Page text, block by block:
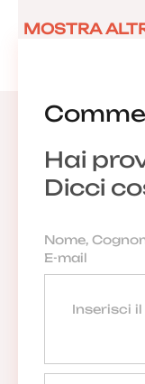
Hai
Dicci
MOSTRA